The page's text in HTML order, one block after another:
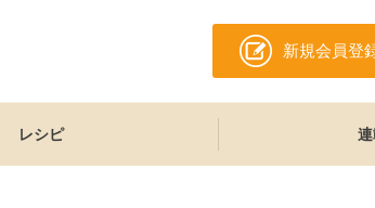
新規会員登
レシピ